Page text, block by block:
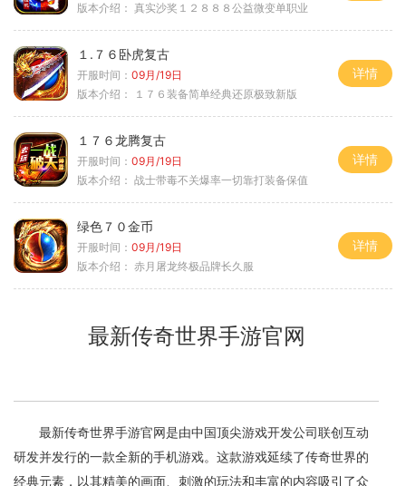
版本介绍： 真实沙奖１２８８８公益微变单职业
１.７６卧虎复古
开服时间： 09月/19日
版本介绍：
１７６装备简单经典还原极致新版
详情
１７６龙腾复古
开服时间： 09月/19日
版本介绍： 战士带毒不关爆率一切靠打装备保值
详情
绿色７０金币
开服时间： 09月/19日
版本介绍： 赤月屠龙终极品牌长久服
详情
最新传奇世界手游官网
最新传奇世界手游官网是由中国顶尖游戏开发公司联创互动
研发并发行的一款全新的手机游戏。这款游戏延续了传奇世界的
经典元素，以其精美的画面、刺激的玩法和丰富的内容吸引了众